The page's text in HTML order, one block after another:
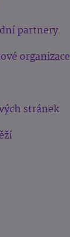
partnery
organizace
stránek